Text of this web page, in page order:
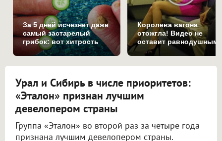
За 5 дней исчезнет даже
самый застарелый
грибок: вот хитрость
Королева вагона
отожгла! Видео не
оставит равнодушным
Урал и Сибирь в числе приоритетов:
«Эталон» признан лучшим
девелопером страны
Группа «Эталон» во второй раз за четыре года
признана лучшим девелопером страны.